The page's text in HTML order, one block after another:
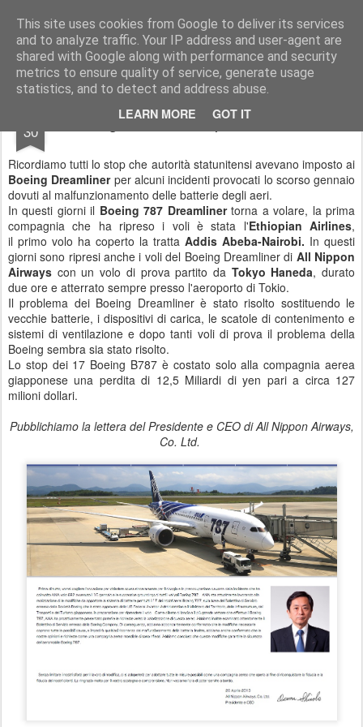
This site uses cookies from Google to deliver its services
and to analyze traffic. Your IP address and user-agent are
shared with Google along with performance and security
metrics to ensure quality of service, generate usage
statistics, and to detect and address abuse.
LEARN MORE GOT IT
Simple Crs Blog Curiosità e notizie dal mondo delle compagnie aeree
Pages
30 I Boeing Dreamliner riprendono a volare
Ricordiamo tutti lo stop che autorità statunitensi avevano imposto ai
Boeing Dreamlinerper alcuni incidenti provocati lo scorso gennaio
dovuti al malfunzionamento delle batterie degli aeri.
In questi giorni il Boeing 787 Dreamlinertorna a volare, la prima
compagnia che ha ripreso i voli è stata l'Ethiopian Airlines,
il primo volo ha coperto la tratta Addis Abeba-Nairobi. In questi
giorni sono ripresi anche i voli del Boeing Dreamliner di All Nippon
Airways con un volo di prova partito da Tokyo Haneda, durato
due ore e atterrato sempre presso l'aeroporto di Tokio.
Il problema dei Boeing Dreamliner è stato risolto sostituendo le
vecchie batterie, i dispositivi di carica, le scatole di contenimento e
sistemi di ventilazione e dopo tanti voli di prova il problema della
Boeing sembra sia stato risolto.
Lo stop dei 17 Boeing B787 è costato solo alla compagnia aerea
giapponese una perdita di 12,5 Miliardi di yen pari a circa 127
milioni dollari.
Pubblichiamo la lettera del Presidente e CEO di All Nippon Airways,
Co. Ltd.